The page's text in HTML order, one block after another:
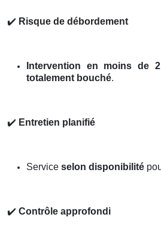
✔️ Risque de débordement
Intervention en moins de
totalement bouché.
✔️ Entretien planifié
Service selon disponibilité
✔️ Contrôle approfondi